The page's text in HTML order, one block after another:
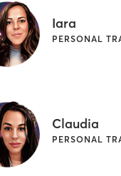
Iara
Claudia